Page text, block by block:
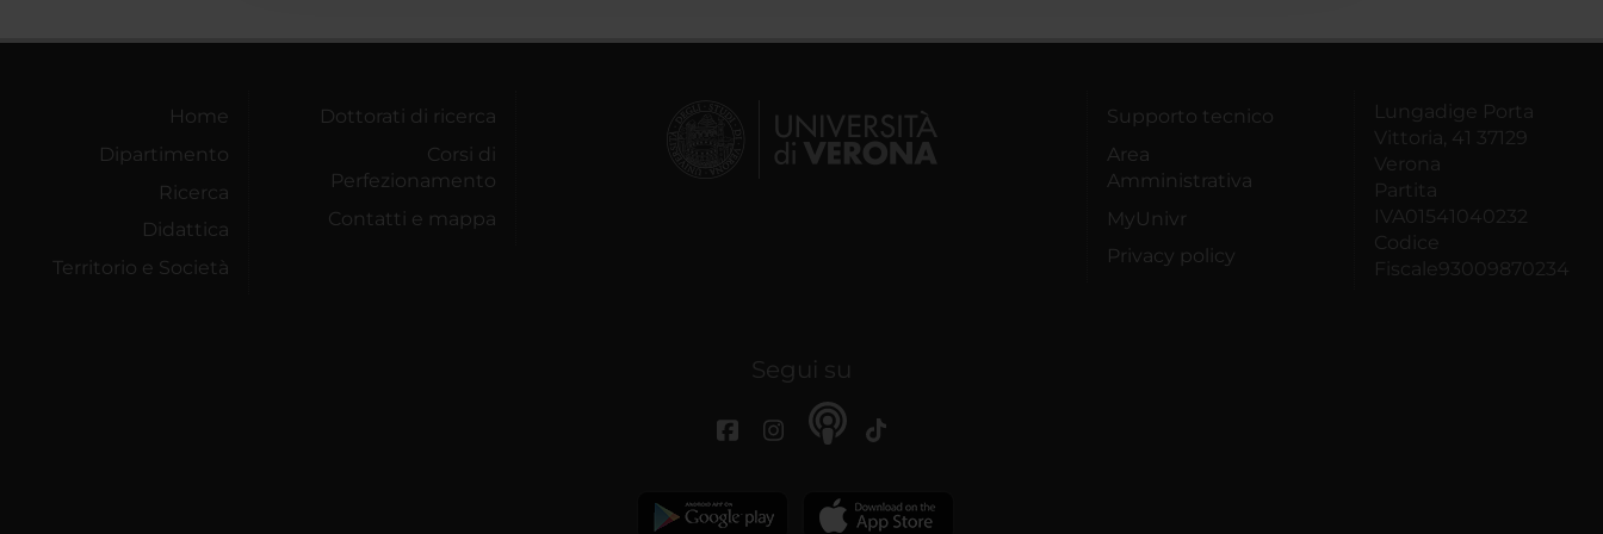
Home
Dipartimento
Ricerca
Didattica
Territorio e Società
Dottorati di ricerca
Corsi di
Perfezionamento
Contatti e mappa
Supporto tecnico
Area
Amministrativa
MyUnivr
Privacy policy
Lungadige Porta
Vittoria, 41 37129
Verona
Partita
IVA01541040232
Codice
Fiscale93009870234
Segui su